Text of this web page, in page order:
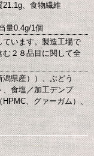
、食物繊維
量0.4g/1個
います。製造工場で
２８品目に関して全
潟県産））、ぶどう
、食塩／加工デンプ
、グァーガム）、